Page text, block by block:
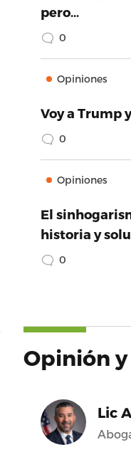
pero…
0
Opiniones
Voy a Trump
0
Opiniones
El
historia y
0
Opinión
Lic